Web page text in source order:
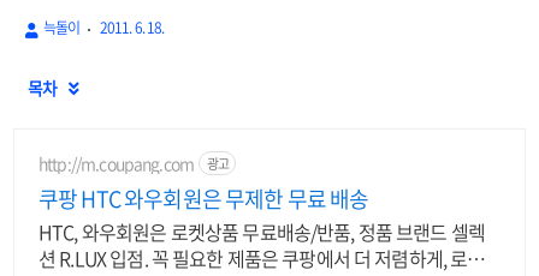
늑돌이 2011. 6. 18.
목차 
http://m.coupang.com 광고
쿠팡 HTC 와우회원은 무제한 무료 배송
HTC, 와우회원은 로켓상품 무료배송/반품, 정품 브랜드 셀렉
션 R.LUX 입점. 꼭 필요한 제품은 쿠팡에서 더 저렴하게, 로켓